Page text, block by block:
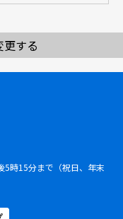
更する
時15分まで（祝日、年末